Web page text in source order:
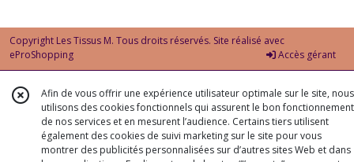
Copyright Les Tissus M. Tous droits réservés. Site réalisé avec
eProShopping
Accès gérant
Afin de vous offrir une expérience utilisateur optimale sur le site, nous
utilisons des cookies fonctionnels qui assurent le bon fonctionnement
de nos services et en mesurent l’audience. Certains tiers utilisent
également des cookies de suivi marketing sur le site pour vous
montrer des publicités personnalisées sur d’autres sites Web et dans